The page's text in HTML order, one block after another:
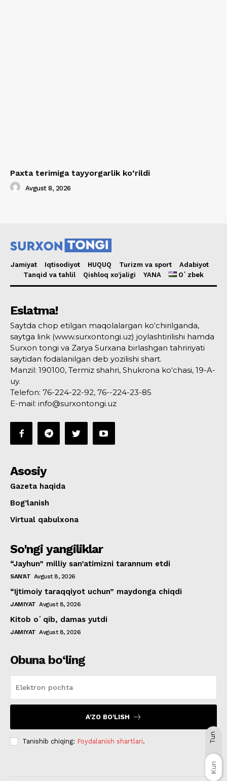
Paxta terimiga tayyorgarlik ko‘rildi
Avgust 8, 2026
Jamiyat Iqtisodiyot HUQUQ Turizm va sport
Adabiyot
Tanqid va tahlil
Qishloq xo’jaligi YANA Oʻzbek
Eslatma!
Saytda chop etilgan maqolalargan ko‘chirilganda,
saytga link (www.surxontongi.uz) joylashtirilishi hamda
Surxon tongi va Zarya Surxana birlashgan tahririyati
saytidan fodalanilgan deb yozilishi shart.
Manzil: 190100, Termiz shahri, Shukrona ko‘chasi, 19-A-
uy.
Telefon: 76-224-22-92, 76--224-23-85
E-mail: info@surxontongi.uz
Asosiy
Gazeta haqida
Bog’lanish
Virtual qabulxona
So'ngi yangiliklar
“Jayhun” milliy san’atimizni tarannum etdi
SAN'AT Avgust 8, 2026
“Ijtimoiy taraqqiyot uchun” maydonga chiqdi
JAMIYAT Avgust 8, 2026
Kitob oʻqib, damas yutdi
JAMIYAT Avgust 8, 2026
Obuna bo‘ling
A'ZO BO'LISH
Tanishib chiqing: Foydalanish shartlari.
Kun
Kun
Tun